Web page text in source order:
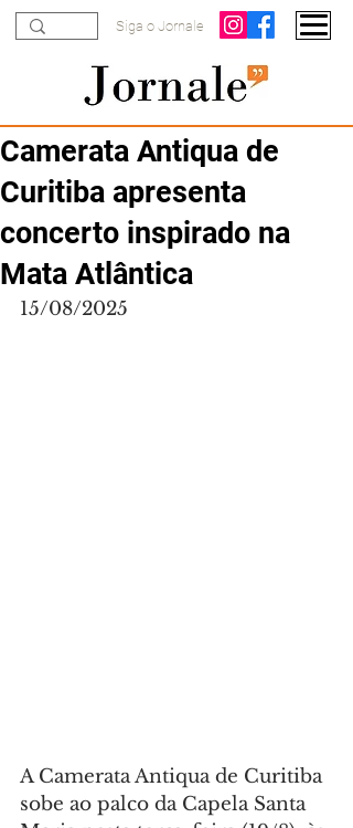
Siga o Jornale
Camerata Antiqua de
Curitiba apresenta
concerto inspirado na
Mata Atlântica
15/08/2025
A Camerata Antiqua de Curitiba
sobe ao palco da Capela Santa